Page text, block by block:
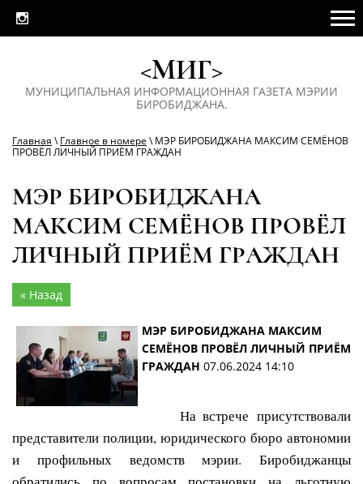
<МИГ>
МУНИЦИПАЛЬНАЯ ИНФОРМАЦИОННАЯ ГАЗЕТА МЭРИИ
БИРОБИДЖАНА.
Главная \Главное в номере \ МЭР БИРОБИДЖАНА МАКСИМ СЕМЁНОВ
ПРОВЁЛ ЛИЧНЫЙ ПРИЁМ ГРАЖДАН
МЭР БИРОБИДЖАНА
МАКСИМ СЕМЁНОВ ПРОВЁЛ
ЛИЧНЫЙ ПРИЁМ ГРАЖДАН
« Назад
МЭР БИРОБИДЖАНА МАКСИМ
СЕМЁНОВ ПРОВЁЛ ЛИЧНЫЙ ПРИЁМ
ГРАЖДАН 07.06.2024 14:10
На встрече присутствовали
представители полиции, юридического бюро автономии
и профильных ведомств мэрии. Биробиджанцы